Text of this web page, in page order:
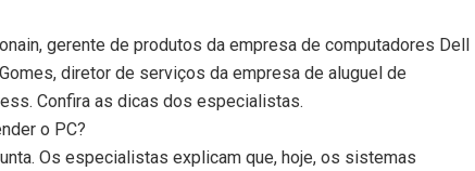
gerente de produtos da empresa de computadores Dell
diretor de serviços da empresa de aluguel de
Confira as dicas dos especialistas.
o PC?
Os especialistas explicam que, hoje, os sistemas